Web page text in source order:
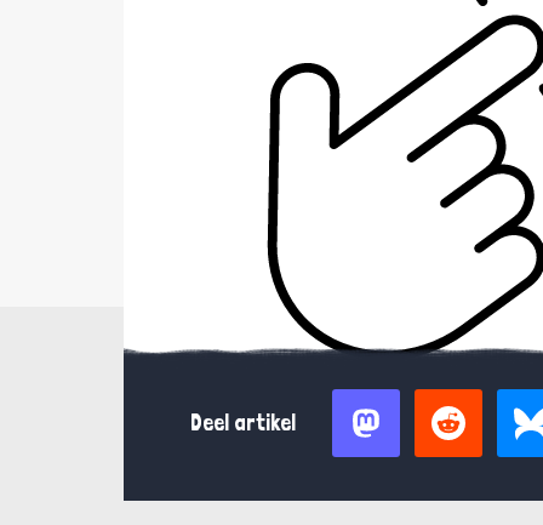
Deel artikel